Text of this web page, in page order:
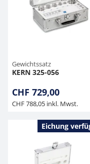
Gewichtssatz
KERN 325-056
CHF 729,00
CHF 788,05 inkl. Mwst.
Eichung